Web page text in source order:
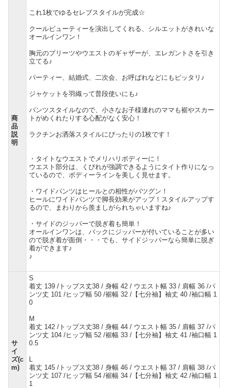
商
品
説
明
これ1枚でゆるセレブスタイルが完成☆
クールビューティーを演出してくれる、シルエットがきれいな
オールインワン！
胸元のプリーツやウエストのギャザーが、エレガントさを引き
立てる♪
パーティー、結婚式、二次会、お呼ばれなどにもピッタリ♪
ジャケットを羽織って普段使いにも♪
パンツスタイルなので、小さなお子様連れのママも裾やスカー
トがめくれたりする心配がなく安心！
ラクチンお洒落スタイルにぴったりの1枚です！
・タイトなウエストでメリハリボディーに！
ウエスト部分は、くびれが強調できるようにタイト作りになっ
ているので、ボディーラインを美しく見せます。
・ワイドパンツはヒールとの相性がバツグン！
ヒールにワイドパンツで脚長効果がアップ！スタイルアップす
るので、まわりから羨ましがられちゃいますね♪
・サイドのジッパーで脱ぎ着も簡単！
オールインワンは、バックにジッパーが付いていることが多い
ので脱ぎ着が面倒・・・でも、サイドジッパーなら簡単に脱ぎ
着ができます♪
♪
サ
イ
ズ(c
m)
S
着丈 139 /トップス丈38 / 身幅 42 / ウエスト幅 33 / 肩幅 36 /パ
ンツ丈 101 /ヒップ幅 50 /裾幅 32 /【七分袖】袖丈 40 /袖口幅 1
0
M
着丈 142 /トップス丈38 / 身幅 44 / ウエスト幅 35 / 肩幅 37 /パ
ンツ丈 104 /ヒップ幅 52 /裾幅 33 /【七分袖】袖丈 41 /袖口幅 1
0.5
着丈 145 /トップス丈38 / 身幅 46 / ウエスト幅 37 / 肩幅 38 /パ
ンツ丈 107 /ヒップ幅 54 /裾幅 34 /【七分袖】袖丈 42 /袖口幅 1
1